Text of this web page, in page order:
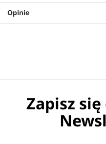
Opinie
Zapisz